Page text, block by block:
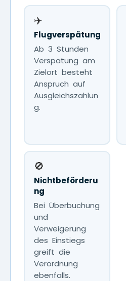
✈️
Flugverspätung
Ab 3 Stunden
Verspätung am
Zielort besteht
Anspruch auf
Ausgleichszahlun
g.
🚫
Nichtbeförderu
ng
Bei Überbuchung
und
Verweigerung
des Einstiegs
greift die
Verordnung
ebenfalls.